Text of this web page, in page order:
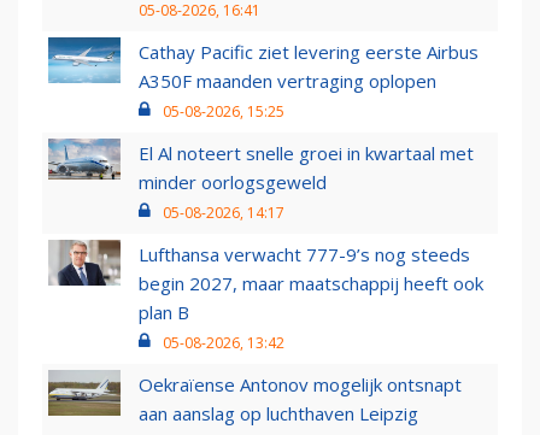
05-08-2026, 16:41
Cathay Pacific ziet levering eerste Airbus
A350F maanden vertraging oplopen
05-08-2026, 15:25
El Al noteert snelle groei in kwartaal met
minder oorlogsgeweld
05-08-2026, 14:17
Lufthansa verwacht 777-9’s nog steeds
begin 2027, maar maatschappij heeft ook
plan B
05-08-2026, 13:42
Oekraïense Antonov mogelijk ontsnapt
aan aanslag op luchthaven Leipzig